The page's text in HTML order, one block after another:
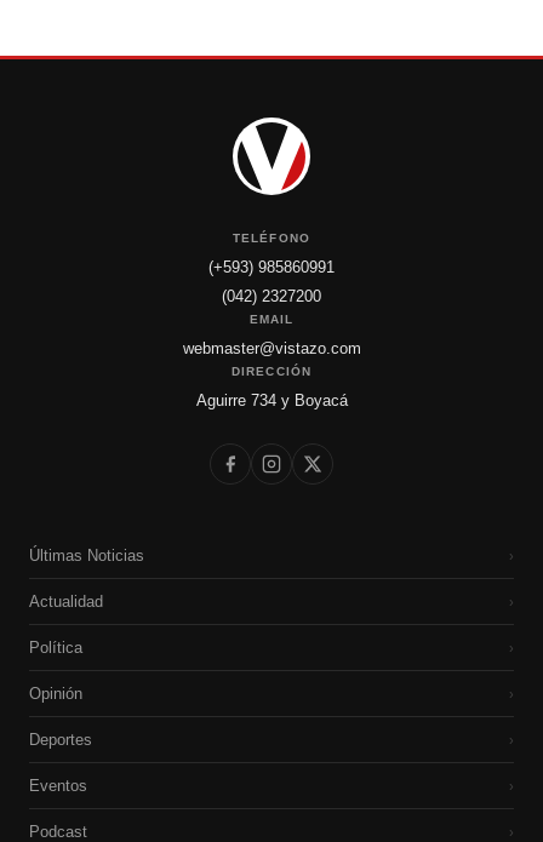
TELÉFONO
(+593) 985860991
(042) 2327200
EMAIL
webmaster@vistazo.com
DIRECCIÓN
Aguirre 734 y Boyacá
Últimas Noticias ›
Actualidad ›
Política ›
Opinión ›
Deportes ›
Eventos ›
Podcast ›